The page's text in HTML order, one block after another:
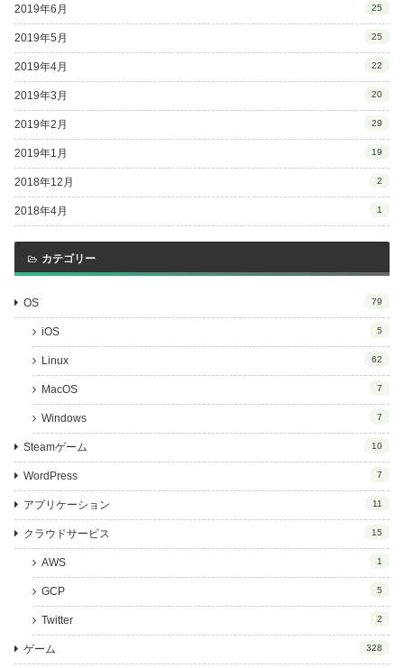
2019年6月 25
2019年5月 25
2019年4月 22
2019年3月 20
2019年2月 29
2019年1月 19
2018年12月 2
2018年4月 1
カテゴリー
OS 79
iOS 5
Linux 62
MacOS 7
Windows 7
Steamゲーム 10
WordPress 7
アプリケーション 11
クラウドサービス 15
AWS 1
GCP 5
Twitter 2
ゲーム 328